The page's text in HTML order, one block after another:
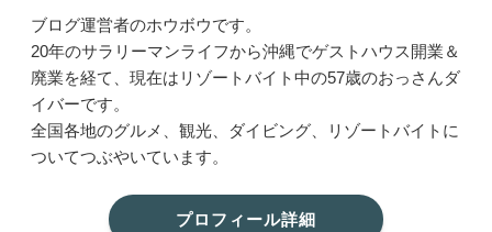
ブログ運営者のホウボウです。
20年のサラリーマンライフから沖縄でゲストハウス開業＆
廃業を経て、現在はリゾートバイト中の57歳のおっさんダ
イバーです。
全国各地のグルメ、観光、ダイビング、リゾートバイトに
ついてつぶやいています。
プロフィール詳細